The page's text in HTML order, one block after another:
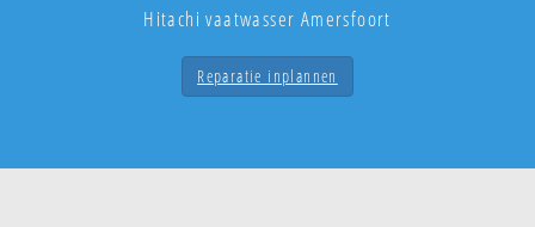
Hitachi vaatwasser Amersfoort
Reparatie inplannen